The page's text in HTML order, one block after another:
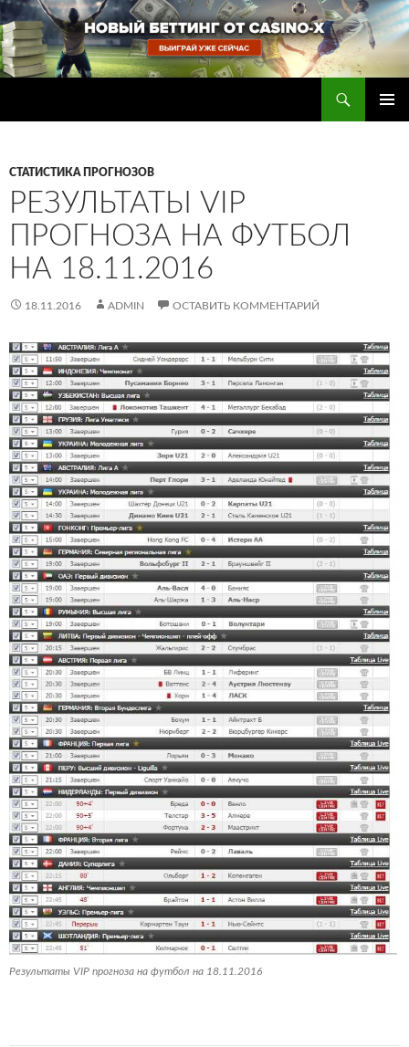
Перейти
к
содержимому
СТАТИСТИКА ПРОГНОЗОВ
РЕЗУЛЬТАТЫ VIP
ПРОГНОЗА НА ФУТБОЛ
НА 18.11.2016
18.11.2016 ADMIN ОСТАВИТЬ КОММЕНТАРИЙ
Результаты VIP прогноза на футбол на 18.11.2016